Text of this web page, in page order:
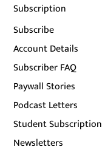
Subscription
Subscribe
Account Details
Subscriber FAQ
Paywall Stories
Podcast Letters
Student Subscription
Newsletters